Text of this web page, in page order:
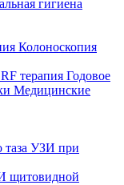
гигиена
Колоноскопия
терапия Годовое
Медицинские
УЗИ при
щитовидной